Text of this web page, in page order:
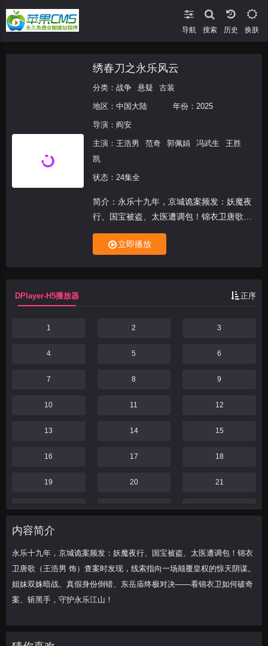
导航 搜索 换肤
绣春刀之永乐风云
分类： 战争 悬疑 古装
地区： 中国大陆 年份： 2025
导演： 阎安
主演： 王浩男 范奇 郭佩娟 冯武生
王胜
凯
状态：24集全
简介：永乐十九年，京城诡案频发：妖魔夜
行、国宝被盗、太医遭调包！锦衣卫唐歌
（王浩男 饰）查案时发现，线索指向一场
颠覆皇权的惊天阴谋。姐妹双姝暗战、真假
立即播放
DPlayer-H5播放器 正序
1 2 3
4 5 6
7 8 9
10 11 12
13 14 15
16 17 18
19 20 21
22 23 24
内容简介
永乐十九年，京城诡案频发：妖魔夜行、国宝被盗、太医遭调包！锦衣
卫唐歌（王浩男 饰）查案时发现，线索指向一场颠覆皇权的惊天阴谋。
姐妹双姝暗战、真假身份倒错、东岳庙终极对决——看锦衣卫如何破奇
案、斩黑手，守护永乐江山！